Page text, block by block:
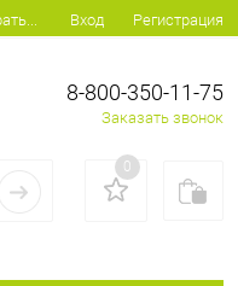
Вход Регистрация
8-800-350-11-75
Заказать звонок
0